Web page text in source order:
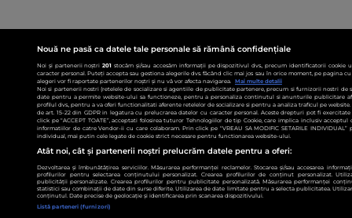
Nouă ne pasă ca datele tale personale să rămână confidențiale
Noi și partenerii noștri201 stocăm și/sau accesăm informații pe dispozitivul dvs., precum identificatorii
caracter personal. Puteți accepta sau gestiona alegerile dvs. făcând clic mai jos sau în orice moment, pe pagina
alegeri vor fi raportate partenerilor noștri și nu vă vor afecta navigarea.
Mai multe detalii
Noi si partenerii nostri (retelele de socializare si agentiile de publicitate partenere, precum si furnizorii nostri de
date pentru a permite website-ului sa functioneze, pentru a personaliza continutul si anunturile publicitare
profilul dvs., pentru a va oferi functionalitati aferente retelelor de socializare si pentru a analiza traficul pe
de art. 15-22 din GDPR in legatura cu prelucrarea datelor cu caracter personal. Aceste drepturi pot fi
click pe “ACCEPT TOATE”, acceptati folosirea tuturor Tehnologiilor de tip Cookie, care implica inclusiv acceptul
informatiilor de catre Vendor-ii cu care colaboram. Prin click pe “VREAU SA MODIFIC SETARILE
individual, mai putin cele legate de cookie strict necesare pentru functionarea website-ului.
Atât noi, cât și partenerii noștri prelucrăm datele pentru a oferi:
Dezvoltarea și îmbunătățirea serviciilor. Măsurarea performanței reclamelor. Stocarea și/sau accesarea
profilurilor pentru selectarea conținutului personalizat. Crearea profilurilor de conținut personalizat.
publicității personalizate. Crearea profilurilor pentru publicitate personalizată. Măsurarea performanței
statistici sau combinații de date din surse diferite. Utilizarea de date limitate pentru a selecta publicitatea.
conținutul. Date precise de geolocație și identificarea prin scanarea dispozitivului.
Listă parteneri (furnizori)